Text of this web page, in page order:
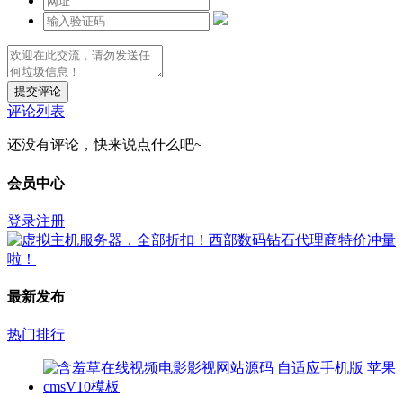
提交评论
评论列表
还没有评论，快来说点什么吧~
会员中心
登录注册
最新发布
热门排行